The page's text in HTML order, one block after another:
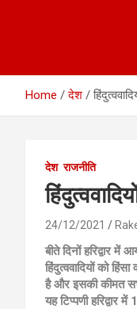
Home देश
देश राजनीति
24/12/2021
बीते दिनों हरिद्वार
हिंदुत्ववादियों को
है और इसकी कीमत
यह टिप्पणी